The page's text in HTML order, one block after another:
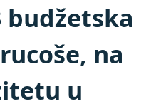
budžetska
na
u